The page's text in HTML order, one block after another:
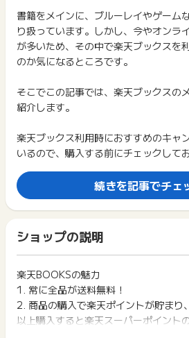
※ポイントタウンから楽天市場へ遷移
かごに追加され、89日以内に決済完了
ります。（ポイントタウンを経由する
る商品はポイント獲得対象外です）
※1商品につき、最大909円相当分まで
す。獲得予定ポイント反映時に909円
と変更されます。
また、還元率により変動いたしますの
※下記の場合、ポイント獲得対象外とな
・購入前に別サイトにアクセスした場
・購入前に商品レビューにアクセスし
※予約商品の場合、予約日から3ヶ月以
イントタウンの楽天ブックスのリンク
セスをしてご購入ください(引き続き購
算されません)。
得無効」となる可能性があります。
・同一端末や同一世帯で、繰り返し利
い物を複数回ご利用された場合
・他のポイントサイトや比較サイト、
て一度でも同サービス・お買い物を利
します。
サービス・お買い物利用時にお電話な
ださい。
各サービス・お買い物に掲載されてい
お申し込みやお買い物後、利用したサ
了などのメールは、ポイント獲得する
い。
獲得待ち・獲得失敗の状態でお問い合
メールを送っていただく場合がございま
そのため、紛失・破棄された場合は対
ご注意ください。
(※) SafariやChromeなどwebサイトを
になる可能性もございます。
各サービス・お買い物の獲得ポイント
ン期間が予告なしに変更される場合が
れた時点の条件が適用されます。
っているため、広告主はポイントに関
ません。
そのため、ポイントタウンのポイント
掲載中のプログラムの掲載終了日はあ
り、急遽終了となる場合がございます
得できませんので、ご注意くださいませ
書籍をメインに、ブルーレイやゲーム
り扱っています。しかし、今やオンラ
が多いため、その中で楽天ブックスを
のか気になるところです。
そこでこの記事では、楽天ブックスの
紹介します。
楽天ブックス利用時におすすめのキャ
いるので、購入する前にチェックして
続きを記事でチェ
ショップの説明
楽天BOOKSの魅力
1. 常に全品が送料無料！
2. 商品の購入で楽天ポイントが貯ま
以上購入すると楽天スーパーポイント